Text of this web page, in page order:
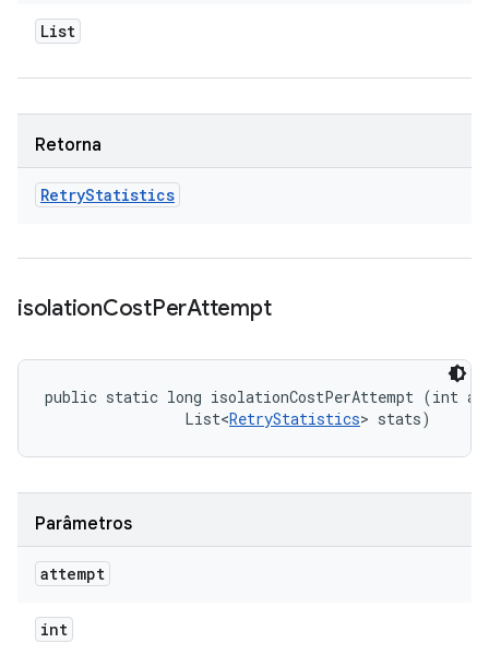
List
Retorna
RetryStatistics
isolationCostPerAttempt
public static long isolationCostPerAttempt (int
                List<
RetryStatistics> stats)
Parâmetros
attempt
int